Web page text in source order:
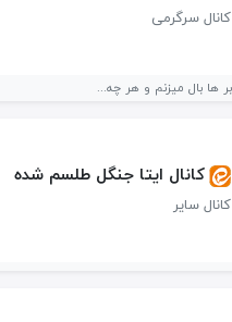
کانال سرگرمی
کانال ایتا جنگل طلسم شده
کانال سایر